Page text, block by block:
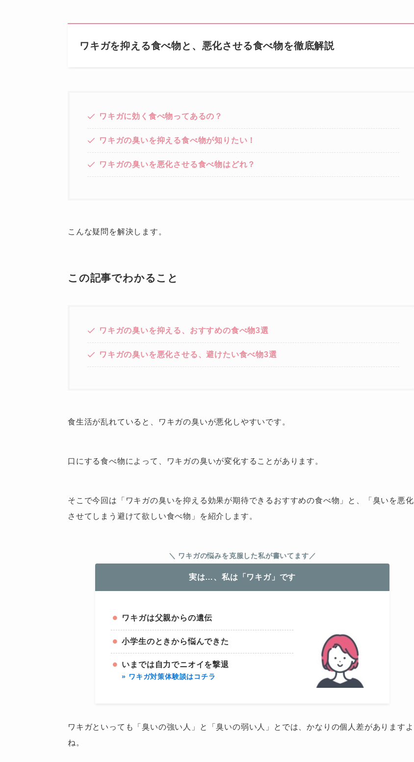
ワキガを抑える食べ物と、悪化させる食べ物を徹底解説
ワキガに効く食べ物ってあるの？
ワキガの臭いを抑える食べ物が知りたい！
ワキガの臭いを悪化させる食べ物はどれ？
こんな疑問を解決します。
この記事でわかること
ワキガの臭いを抑える、おすすめの食べ物3選
ワキガの臭いを悪化させる、避けたい食べ物3選
食生活が乱れていると、ワキガの臭いが悪化しやすいです。
口にする食べ物によって、ワキガの臭いが変化することがあります。
そこで今回は「ワキガの臭いを抑える効果が期待できるおすすめの食べ物」と、「臭いを悪化
させてしまう避けて欲しい食べ物」を紹介します。
＼ ワキガの悩みを克服した私が書いてます／
実は…、私は「ワキガ」です
ワキガは父親からの遺伝
小学生のときから悩んできた
いまでは自力でニオイを撃退
» ワキガ対策体験談はコチラ
ワキガといっても「臭いの強い人」と「臭いの弱い人」とでは、かなりの個人差がありますよ
ね。